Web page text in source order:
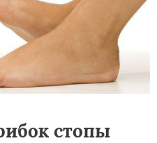
стопы